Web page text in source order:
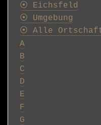
⦿ Eichsfeld
⦿ Umgebung
⦿ Alle
A
B
C
D
E
F
G